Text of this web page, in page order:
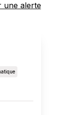
une alerte